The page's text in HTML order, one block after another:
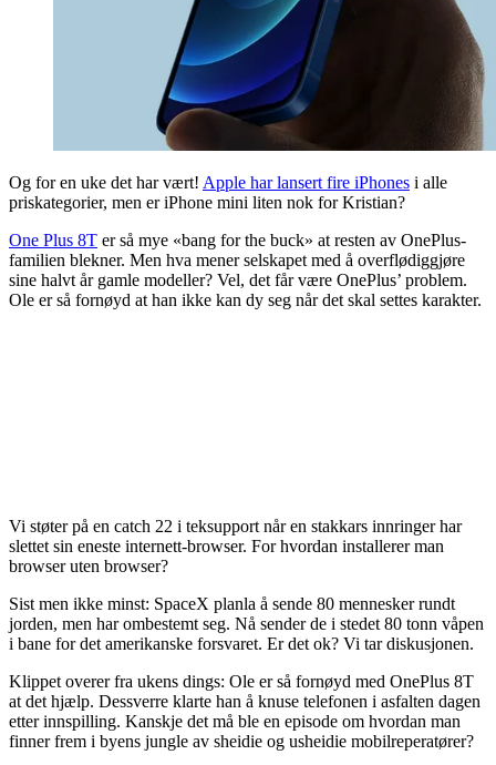
Og for en uke det har vært! Apple har lansert fire iPhones i alle
priskategorier, men er iPhone mini liten nok for Kristian?
One Plus 8T er så mye «bang for the buck» at resten av OnePlus-
familien blekner. Men hva mener selskapet med å overflødiggjøre
sine halvt år gamle modeller? Vel, det får være OnePlus’ problem.
Ole er så fornøyd at han ikke kan dy seg når det skal settes karakter.
Vi støter på en catch 22 i teksupport når en stakkars innringer har
slettet sin eneste internett-browser. For hvordan installerer man
browser uten browser?
Sist men ikke minst: SpaceX planla å sende 80 mennesker rundt
jorden, men har ombestemt seg. Nå sender de i stedet 80 tonn våpen
i bane for det amerikanske forsvaret. Er det ok? Vi tar diskusjonen.
Klippet overer fra ukens dings: Ole er så fornøyd med OnePlus 8T
at det hjælp. Dessverre klarte han å knuse telefonen i asfalten dagen
etter innspilling. Kanskje det må ble en episode om hvordan man
finner frem i byens jungle av sheidie og usheidie mobilreperatører?